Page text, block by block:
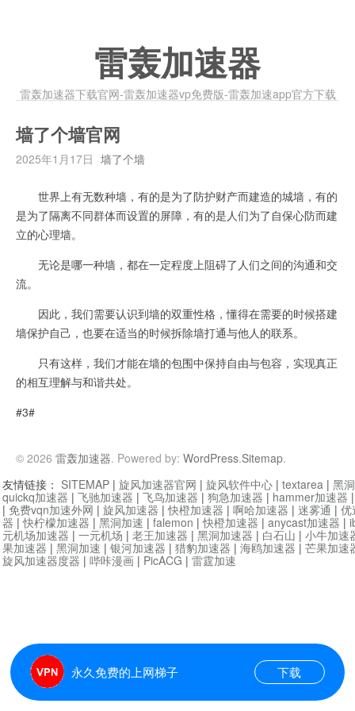
雷轰加速器
雷轰加速器下载官网-雷轰加速器vp免费版-雷轰加速app官方下载
墙了个墙官网
2025年1月17日 墙了个墙
世界上有无数种墙，有的是为了防护财产而建造的城墙，有的
是为了隔离不同群体而设置的屏障，有的是人们为了自保心防而建
立的心理墙。
无论是哪一种墙，都在一定程度上阻碍了人们之间的沟通和交
流。
因此，我们需要认识到墙的双重性格，懂得在需要的时候搭建
墙保护自己，也要在适当的时候拆除墙打通与他人的联系。
只有这样，我们才能在墙的包围中保持自由与包容，实现真正
的相互理解与和谐共处。
#3#
© 2026 雷轰加速器. Powered by: WordPress.Sitemap.
永久免费的上网梯子 下载
友情链接： SITEMAP | 旋风加速器官网 | 旋风软件中心 | textarea | 黑
quickq加速器 | 飞驰加速器 | 飞鸟加速器 | 狗急加速器 | hammer加速器
| 免费vqn加速外网 | 旋风加速器 |快橙加速器 | 啊哈加速器 | 迷雾通 | 优
器 |快柠檬加速器 | 黑洞加速 | falemon |快橙加速器 | anycast加速器 |
元机场加速器 | 一元机场 | 老王加速器 | 黑洞加速器 | 白石山 | 小牛加速
果加速器 | 黑洞加速 | 银河加速器 | 猎豹加速器 | 海鸥加速器 | 芒果加速
旋风加速器度器 | 哔咔漫画 | PicACG | 雷霆加速